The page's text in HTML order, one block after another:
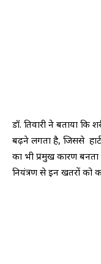
डॉ. तिवारी ने बताया कि
बढ़ने लगता है, जिससे हार्ट
का भी प्रमुख कारण
नियंत्रण से इन खतरों को